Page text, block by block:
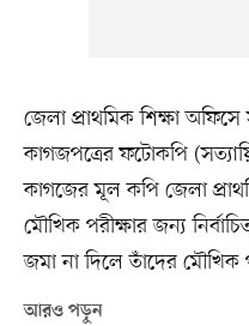
জেলা প্রাথমিক শিক্ষা
কাগজপত্রের ফটোকপি
কাগজের মূল কপি জেলা
মৌখিক পরীক্ষার জন্য
জমা না দিলে তাঁদের মৌখিক
আরও পড়ুন